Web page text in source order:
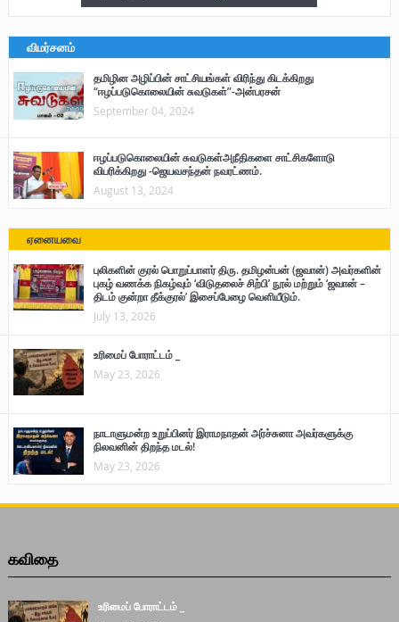
விமர்சனம்
தமிழின அழிப்பின் சாட்சியங்கள் விரிந்து கிடக்கிறது
“ஈழப்படுகொலையின் சுவடுகள்”-அன்பரசன்
September 04, 2024
ஈழப்படுகொலையின் சுவடுகள்அநீதிகளை சாட்சிகளோடு
விபரிக்கிறது -ஜெயவசந்தன் நவரட்ணம்.
August 13, 2024
ஏனையவை
புலிகளின் குரல் பொறுப்பாளர் திரு. தமிழன்பன் (ஜவான்) அவர்களின்
புகழ் வணக்க நிகழ்வும் ‘விடுதலைச் சிற்பி’ நூல் மற்றும் ‘ஜவான் –
திடம் குன்றா தீக்குரல்’ இசைப்பேழை வெளியீடும்.
July 13, 2026
உரிமைப் போராட்டம் _
May 23, 2026
நாடாளுமன்ற உறுப்பினர் இராமநாதன் அர்ச்சுனா அவர்களுக்கு
நிலவனின் திறந்த மடல்!
May 23, 2026
கவிதை
உரிமைப் போராட்டம் _